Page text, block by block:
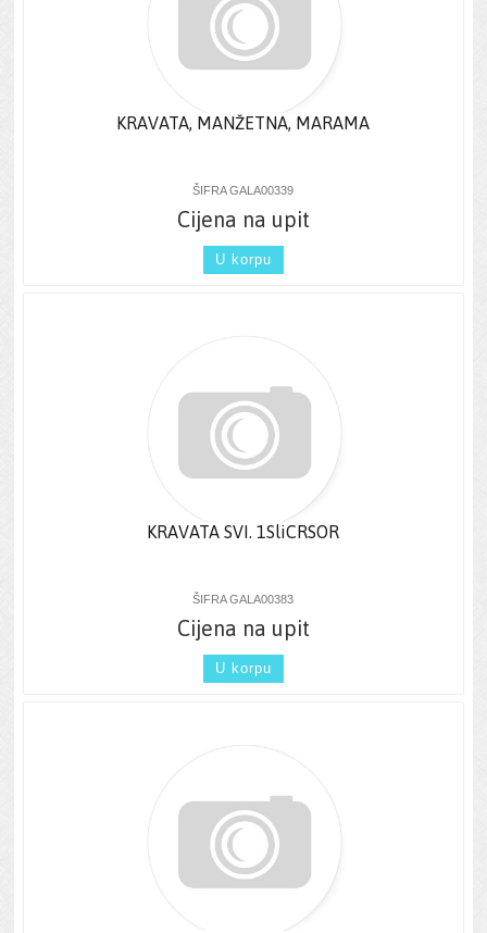
KRAVATA, MANŽETNA, MARAMA
ŠIFRA GALA00339
Cijena na upit
U korpu
KRAVATA SVI. 1SliCRSOR
ŠIFRA GALA00383
Cijena na upit
U korpu